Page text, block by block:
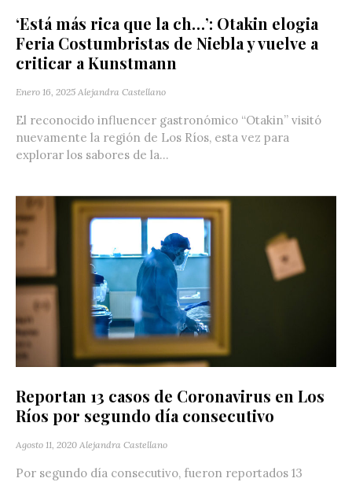
‘Está más rica que la ch…’: Otakin elogia
Feria Costumbristas de Niebla y vuelve a
criticar a Kunstmann
Enero 16, 2025 Alejandra Castellano
El reconocido influencer gastronómico “Otakin” visitó
nuevamente la región de Los Ríos, esta vez para
explorar los sabores de la...
Reportan 13 casos de Coronavirus en Los
Ríos por segundo día consecutivo
Agosto 11, 2020 Alejandra Castellano
Por segundo día consecutivo, fueron reportados 13